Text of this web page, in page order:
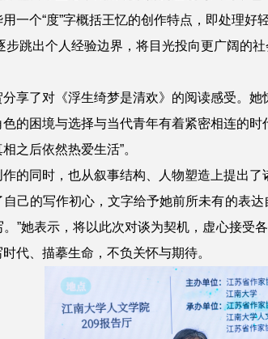
用一个“度”字概括王忆的创作特点，即处理
步跳出个人经验边界，将目光投向更广阔
分享了对《浮生绮梦是清欢》的阅读感受。
的困境与选择与当代青年有着紧密相连的
之后依然热爱生活”。
的同时，也从叙事结构、人物塑造上提出了
己的写作初心，文字给予她前所未有的表
”她表示，将以此次对谈为契机，虚心接受
代、描摹生命，不负关怀与期待。